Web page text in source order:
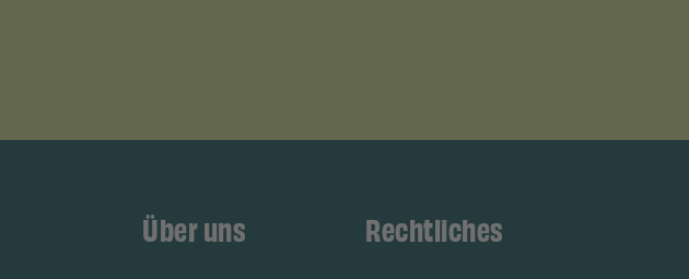
Über uns Rechtliches